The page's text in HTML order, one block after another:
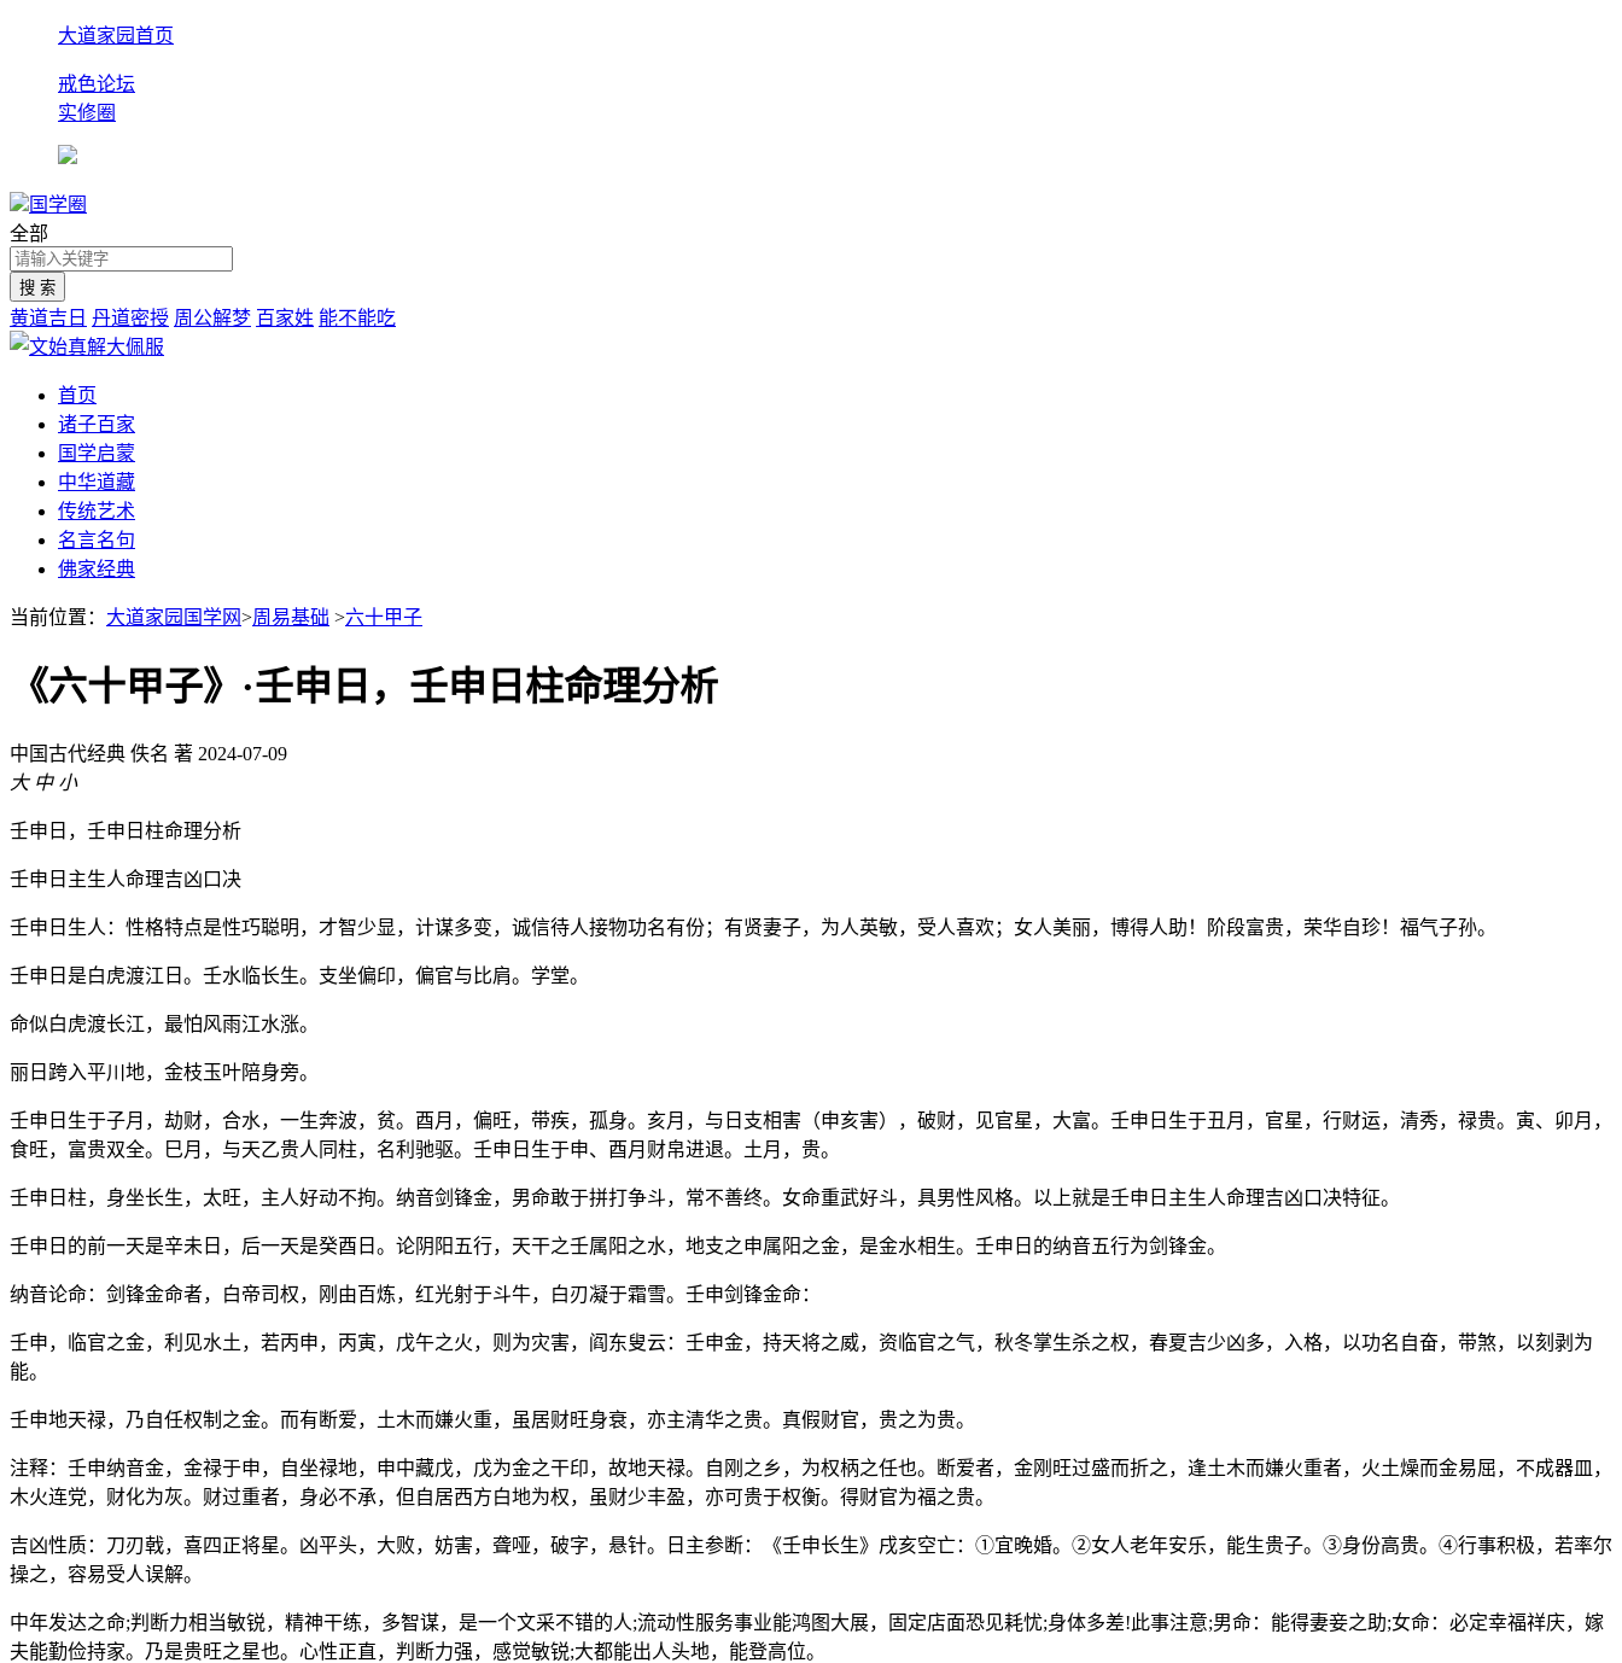
大道家园首页
戒色论坛
实修圈
国学圈
全部
黄道吉日 丹道密授 周公解梦 百家姓 能不能吃
首页
诸子百家
国学启蒙
中华道藏
传统艺术
名言名句
佛家经典
当前位置： 大道家园国学网>周易基础 >六十甲子
《六十甲子》·壬申日，壬申日柱命理分析
中国古代经典 佚名 著 2024-07-09
大 中 小
壬申日，壬申日柱命理分析
壬申日主生人命理吉凶口决
壬申日生人：性格特点是性巧聪明，才智少显，计谋多变，诚信待人接物功名有份；有贤妻子，为人英敏，受人喜欢；女人美丽，博得人助！阶段富贵，荣华自珍！福气子孙。
壬申日是白虎渡江日。壬水临长生。支坐偏印，偏官与比肩。学堂。
命似白虎渡长江，最怕风雨江水涨。
丽日跨入平川地，金枝玉叶陪身旁。
壬申日生于子月，劫财，合水，一生奔波，贫。酉月，偏旺，带疾，孤身。亥月，与日支相害（申亥害），破财，见官星，大富。壬申日生于丑月，官星，行财运，清秀，禄贵。寅、卯月，
食旺，富贵双全。巳月，与天乙贵人同柱，名利驰驱。壬申日生于申、酉月财帛进退。土月，贵。
壬申日柱，身坐长生，太旺，主人好动不拘。纳音剑锋金，男命敢于拼打争斗，常不善终。女命重武好斗，具男性风格。以上就是壬申日主生人命理吉凶口决特征。
壬申日的前一天是辛未日，后一天是癸酉日。论阴阳五行，天干之壬属阳之水，地支之申属阳之金，是金水相生。壬申日的纳音五行为剑锋金。
纳音论命：剑锋金命者，白帝司权，刚由百炼，红光射于斗牛，白刃凝于霜雪。壬申剑锋金命：
壬申，临官之金，利见水土，若丙申，丙寅，戊午之火，则为灾害，阎东叟云：壬申金，持天将之威，资临官之气，秋冬掌生杀之权，春夏吉少凶多，入格，以功名自奋，带煞，以刻剥为
能。
壬申地天禄，乃自任权制之金。而有断爱，土木而嫌火重，虽居财旺身衰，亦主清华之贵。真假财官，贵之为贵。
注释：壬申纳音金，金禄于申，自坐禄地，申中藏戊，戊为金之干印，故地天禄。自刚之乡，为权柄之任也。断爱者，金刚旺过盛而折之，逢土木而嫌火重者，火土燥而金易屈，不成器皿，
木火连党，财化为灰。财过重者，身必不承，但自居西方白地为权，虽财少丰盈，亦可贵于权衡。得财官为福之贵。
吉凶性质：刀刃戟，喜四正将星。凶平头，大败，妨害，聋哑，破字，悬针。日主参断：《壬申长生》戌亥空亡：①宜晚婚。②女人老年安乐，能生贵子。③身份高贵。④行事积极，若率尔
操之，容易受人误解。
中年发达之命;判断力相当敏锐，精神干练，多智谋，是一个文采不错的人;流动性服务事业能鸿图大展，固定店面恐见耗忧;身体多差!此事注意;男命：能得妻妾之助;女命：必定幸福祥庆，嫁
夫能勤俭持家。乃是贵旺之星也。心性正直，判断力强，感觉敏锐;大都能出人头地，能登高位。